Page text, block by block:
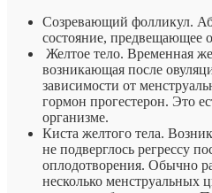
Созревающий фолликул.
состояние, предвещающее
Желтое тело. Временная
возникающая после
зависимости от
гормон прогестерон. Это
организме.
Киста желтого тела.
не подверглось регрессу
оплодотворения. Обычно
несколько менструальных